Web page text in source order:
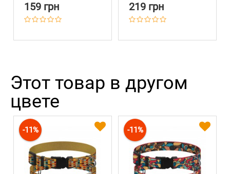
159 грн 219 грн
Этот товар в другом
цвете
-11% -11%